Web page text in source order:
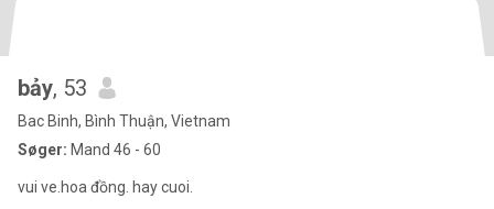
bảy, 53
Bac Binh, Bình Thuận, Vietnam
Søger: Mand 46 - 60
vui ve.hoa đồng. hay cuoi.